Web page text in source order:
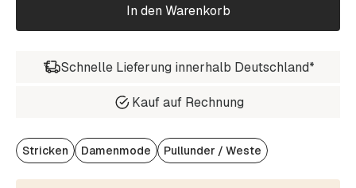
In den Warenkorb
Schnelle Lieferung innerhalb Deutschland*
Kauf auf Rechnung
Stricken Damenmode Pullunder / Weste